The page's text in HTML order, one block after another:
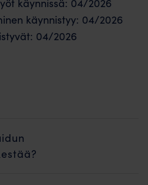
käynnissä: 04/2026
käynnistyy: 04/2026
04/2026